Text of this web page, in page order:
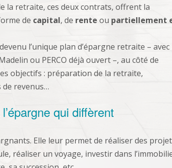
la retraite, ces deux contrats, offrent la
de capital, de rente ou partiellement
l’unique plan d’épargne retraite – avec
ou PERCO déjà ouvert –, au côté de
objectifs : préparation de la retraite,
de revenus…
qui diffèrent
Elle leur permet de réaliser des
réaliser un voyage, investir dans